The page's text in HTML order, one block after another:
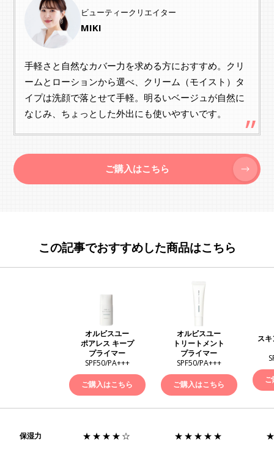
ビューティークリエイター
MIKI
手軽さと自然なカバー力を求める方におすすめ。クリ
ームとローションから選べ、クリーム（モイスト）タ
イプは洗顔で落とせて手軽。明るいベージュが自然に
なじみ、ちょっとした外出にも使いやすいです。
ご購入はこちら
この記事でおすすめした商品はこちら
オルビスユー
ポアレス キープ
プライマー
SPF50/PA+++
ご購入はこちら
オルビスユー
トリートメント
プライマー
SPF50/PA+++
ご購入はこちら
ス
保湿力 ★★★★☆ ★★★★★